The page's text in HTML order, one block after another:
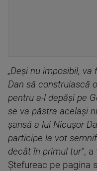
„Deși nu imposibil,
Dan să construiască
pentru a-l depăși pe
se va păstra același
șansă a lui Nicușor
participe la vot
decât în primul tur”, a
Ștefureac pe pagina